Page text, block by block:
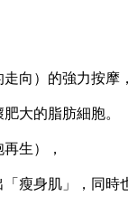
向）的強力按摩，
大的脂肪細胞。
生），
身肌」，同時